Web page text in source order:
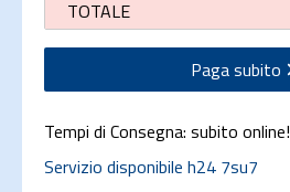
TOTALE
Paga subito
Tempi di Consegna: subito online!
Servizio disponibile h24 7su7